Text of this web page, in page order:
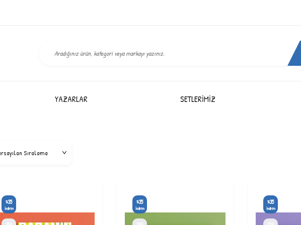
YAZARLAR SETLERIMIZ
%35
İndirim
%35
İndirim
%35
İndirim